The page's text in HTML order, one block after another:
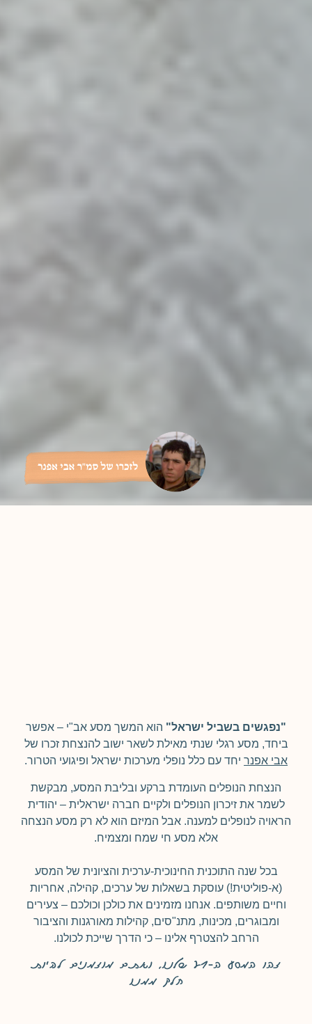
"נפגשים בשביל ישראל" הוא המשך מסע אב"י – אפשר
ביחד, מסע רגלי שנתי מאילת לשאר ישוב להנצחת זכרו של
אבי אפנר יחד עם כלל נופלי מערכות ישראל ופיגועי הטרור.
הנצחת הנופלים העומדת ברקע ובליבת המסע, מבקשת
לשמר את זיכרון הנופלים ולקיים חברה ישראלית – יהודית
הראויה לנופלים למענה. אבל המיזם הוא לא רק מסע הנצחה
אלא מסע חי שמח ומצמיח.
בכל שנה התוכנית החינוכית-ערכית והציונית של המסע
(א-פוליטית!) עוסקת בשאלות של ערכים, קהילה, אחריות
וחיים משותפים. אנחנו מזמינים את כולכן וכולכם – צעירים
ומבוגרים, מכינות, מתנ"סים, קהילות מאורגנות והציבור
הרחב להצטרף אלינו – כי הדרך שייכת לכולנו.
זהו המסע ה-21 שלנו, ואתם מוזמנים להיות
חלק ממנו